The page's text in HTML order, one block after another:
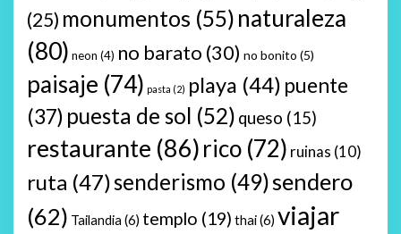
(25) monumentos (55) naturaleza
(80) neon (4) no barato (30) no bonito (5)
paisaje (74) pasta (2) playa (44) puente
(37) puesta de sol (52) queso (15)
restaurante (86)rico (72) ruinas (10)
ruta (47)senderismo (49)sendero
(62) Tailandia (6) templo (19) thai(6) viajar